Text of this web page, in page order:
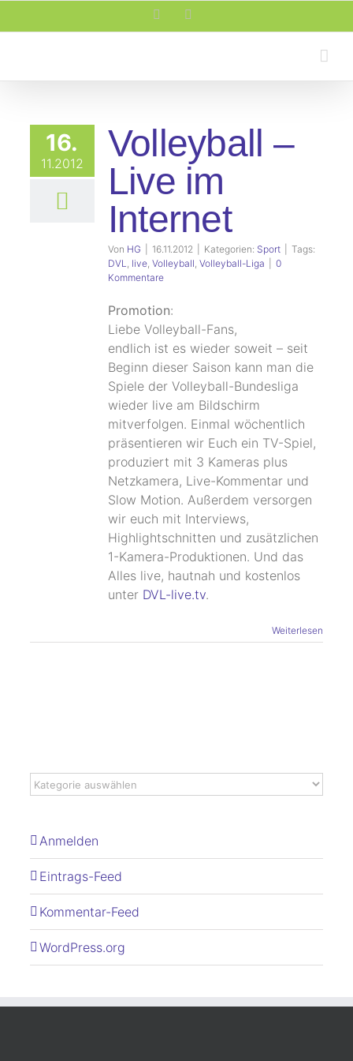
Inhalt
Facebook
16.
11.2012
Volleyball –
Live im
Internet
Von HG 16.11.2012 Kategorien: Sport
Tags:
DVL, live, Volleyball, Volleyball-Liga
0
Kommentare
Promotion:
Liebe Volleyball-Fans,
endlich ist es wieder soweit – seit
Beginn dieser Saison kann man die
Spiele der Volleyball-Bundesliga
wieder live am Bildschirm
mitverfolgen. Einmal wöchentlich
präsentieren wir Euch ein TV-Spiel,
produziert mit 3 Kameras plus
Netzkamera, Live-Kommentar und
Slow Motion. Außerdem versorgen
wir euch mit Interviews,
Highlightschnitten und zusätzlichen
1-Kamera-Produktionen. Und das
Alles live, hautnah und kostenlos
unter DVL-live.tv.
Weiterlesen
Anmelden
Eintrags-Feed
Kommentar-Feed
WordPress.org